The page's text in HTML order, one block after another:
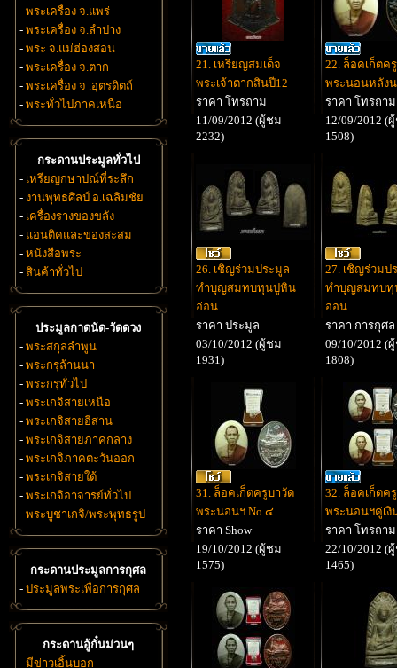
- พระเครื่อง จ.แพร่
- พระเครื่อง จ.ลำปาง
- พระ จ.แม่ฮ่องสอน
- พระเครื่อง จ.ตาก
- พระเครื่อง จ .อุตรดิตถ์
- พระทั่วไปภาคเหนือ
กระดานประมูลทั่วไป
- เหรียญกษาปณ์ที่ระลึก
- งานพุทธศิลป์ อ.เฉลิมชัย
- เครื่องรางของขลัง
- แอนติคและของสะสม
- หนังสือพระ
- สินค้าทั่วไป
ประมูลกาดนัด-วัดดวง
- พระสกุลลำพูน
- พระกรุล้านนา
- พระกรุทั่วไป
- พระเกจิสายเหนือ
- พระเกจิสายอีสาน
- พระเกจิสายภาคกลาง
- พระเกจิภาคตะวันออก
- พระเกจิสายใต้
- พระเกจิอาจารย์ทั่วไป
- พระบูชาเกจิ/พระพุทธรูป
กระดานประมูลการกุศล
- ประมูลพระเพื่อการกุศล
กระดานอู้กั๋นม่วนๆ
- มีข่าวเอิ้นบอก
21. เหรียญสมเด็จ
พระเจ้าตากสินปี12
ราคา โทรถาม
11/09/2012 (ผู้ชม
2232)
22. ล็อคเก็ตค
พระนอนหลัง
ราคา โทรถาม
12/09/2012 (
1508)
26. เชิญร่วมประมูล
ทำบุญสมทบทุนปูหิน
อ่อน
ราคา ประมูล
03/10/2012 (ผู้ชม
1931)
27. เชิญร่วมป
ทำบุญสมทบ
อ่อน
ราคา การกุศล
09/10/2012 (
1808)
31. ล็อคเก็ตครูบาวัด
พระนอนฯ No.๔
ราคา Show
19/10/2012 (ผู้ชม
1575)
32. ล็อคเก็ตค
พระนอนฯคู่เ
ราคา โทรถาม
22/10/2012 (
1465)